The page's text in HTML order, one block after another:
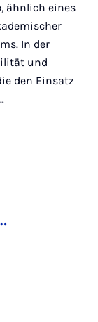
ähnlich eines
In der
und
den Einsatz